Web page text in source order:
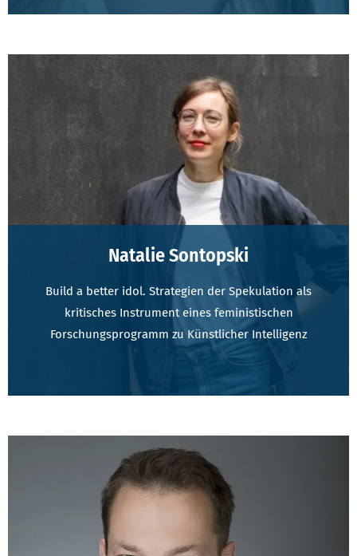
Natalie Sontopski
Build a better idol. Strategien der Spekulation als
kritisches Instrument eines feministischen
Forschungsprogramm zu Künstlicher Intelligenz